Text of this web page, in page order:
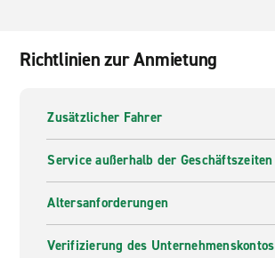
Richtlinien zur Anmietung
Zusätzlicher Fahrer
Service außerhalb der Geschäftszeiten
Altersanforderungen
Verifizierung des Unternehmenskontos